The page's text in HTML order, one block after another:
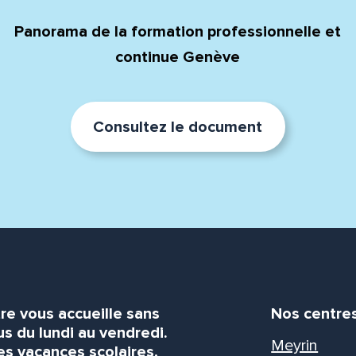
Panorama de la formation professionnelle et
continue Genève
Consultez le document
vous accueille sans
du lundi au vendredi.
vacances scolaires,
Nos
Meyrin